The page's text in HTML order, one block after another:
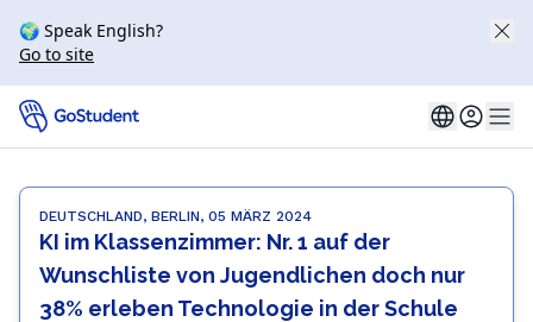
🌍 Speak English?
Go to site
DEUTSCHLAND, BERLIN, 05 MÄRZ 2024
KI im Klassenzimmer: Nr. 1 auf der
Wunschliste von Jugendlichen doch nur
38% erleben Technologie in der Schule